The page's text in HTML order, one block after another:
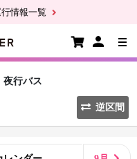
情報一覧
夜行バス
逆区間